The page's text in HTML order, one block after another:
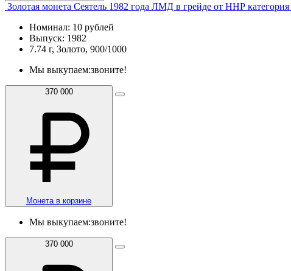
Золотая монета Сеятель 1982 года ЛМД в грейде от ННР
Номинал: 10 рублей
Выпуск: 1982
7.74 г, Золото, 900/1000
Мы выкупаем:звоните!
370 000
Монета в корзине
Мы выкупаем:звоните!
370 000